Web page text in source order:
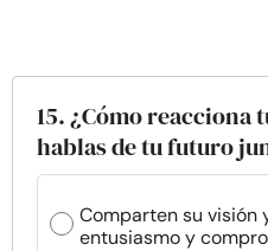
15. ¿Cómo reacciona
hablas de tu futuro
Comparten su visión
entusiasmo y